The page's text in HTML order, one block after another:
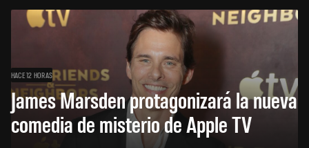
HACE 12 HORAS
James Marsden protagonizará la nueva
comedia de misterio de Apple TV